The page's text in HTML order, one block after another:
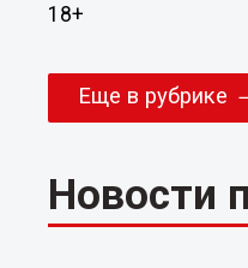
18+
Еще в рубрике
Новости